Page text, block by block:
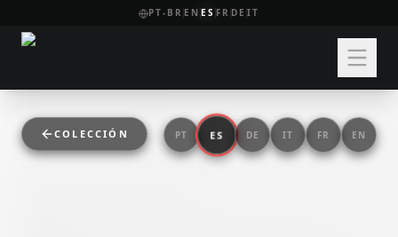
PT-BR EN ES FR DE IT
COLECCIÓN PT ES DE IT FR EN